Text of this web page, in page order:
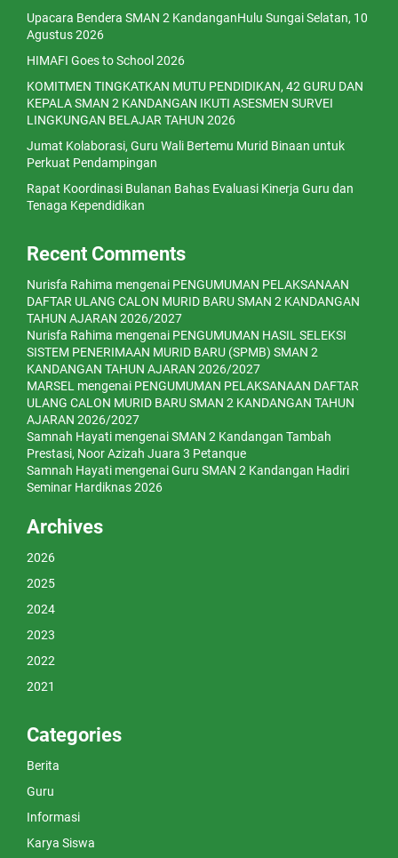
Upacara Bendera SMAN 2 KandanganHulu Sungai Selatan, 10
Agustus 2026
HIMAFI Goes to School 2026
KOMITMEN TINGKATKAN MUTU PENDIDIKAN, 42 GURU DAN
KEPALA SMAN 2 KANDANGAN IKUTI ASESMEN SURVEI
LINGKUNGAN BELAJAR TAHUN 2026
Jumat Kolaborasi, Guru Wali Bertemu Murid Binaan untuk
Perkuat Pendampingan
Rapat Koordinasi Bulanan Bahas Evaluasi Kinerja Guru dan
Tenaga Kependidikan
Recent Comments
Nurisfa Rahima mengenai PENGUMUMAN PELAKSANAAN
DAFTAR ULANG CALON MURID BARU SMAN 2 KANDANGAN
TAHUN AJARAN 2026/2027
Nurisfa Rahima mengenai PENGUMUMAN HASIL SELEKSI
SISTEM PENERIMAAN MURID BARU (SPMB) SMAN 2
KANDANGAN TAHUN AJARAN 2026/2027
MARSEL mengenai PENGUMUMAN PELAKSANAAN DAFTAR
ULANG CALON MURID BARU SMAN 2 KANDANGAN TAHUN
AJARAN 2026/2027
Samnah Hayati mengenaiSMAN 2 Kandangan Tambah
Prestasi, Noor Azizah Juara 3 Petanque
Samnah Hayati mengenaiGuru SMAN 2 Kandangan Hadiri
Seminar Hardiknas 2026
Archives
2026
2025
2024
2023
2022
2021
Categories
Berita
Guru
Informasi
Karya Siswa